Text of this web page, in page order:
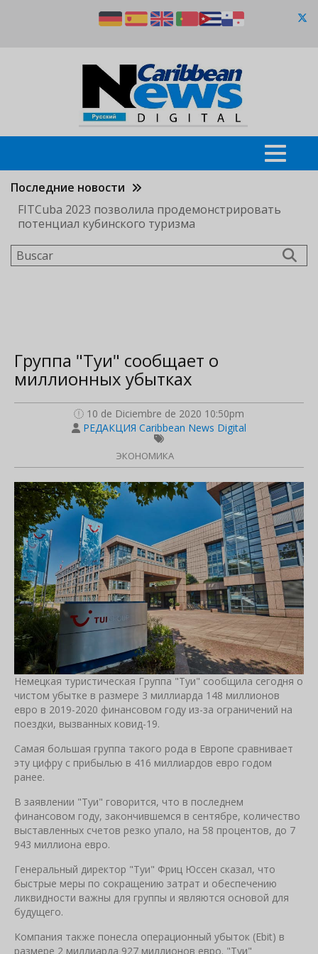
Последние новости
FITCuba 2023 позволила продемонстрировать
потенциал кубинского туризма
Buscar
Группа "Туи" сообщает о
миллионных убытках
10 de Diciembre de 2020 10:50pm
РЕДАКЦИЯ Caribbean News Digital
ЭКОНОМИКА
Немецкая туристическая Группа "Туи" сообщила сегодня о
чистом убытке в размере 3 миллиарда 148 миллионов
евро в 2019-2020 финансовом году из-за ограничений на
поездки, вызванных ковид-19.
Самая большая группа такого рода в Европе сравнивает
эту цифру с прибылью в 416 миллиардов евро годом
ранее.
В заявлении "Туи" говорится, что в последнем
финансовом году, закончившемся в сентябре, количество
выставленных счетов резко упало, на 58 процентов, до 7
943 миллиона евро.
Генеральный директор "Туи" Фриц Юссен сказал, что
быстрые меры по сокращению затрат и обеспечению
ликвидности важны для группы и являются основой для
будущего.
Компания также понесла операционный убыток (Ebit) в
размере 2 миллиарда 927 миллионов евро. "Туи"